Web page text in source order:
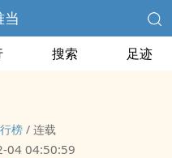
当
搜索 足迹
榜 / 连载
04 04:50:59